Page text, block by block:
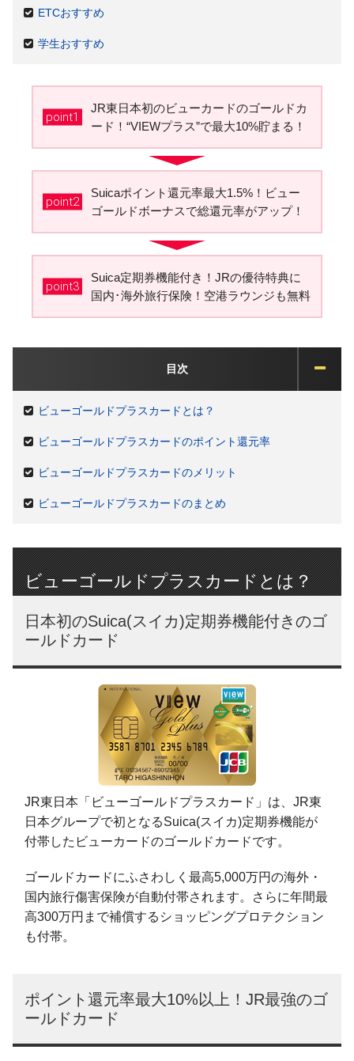
ETCおすすめ
学生おすすめ
point1
JR東日本初のビューカードのゴールドカ
ード！“VIEWプラス”で最大10%貯まる！
point2
Suicaポイント還元率最大1.5%！ビュー
ゴールドボーナスで総還元率がアップ！
point3
Suica定期券機能付き！JRの優待特典に
国内･海外旅行保険！空港ラウンジも無料
目次
ビューゴールドプラスカードとは？
ビューゴールドプラスカードのポイント還元率
ビューゴールドプラスカードのメリット
ビューゴールドプラスカードのまとめ
ビューゴールドプラスカードとは？
日本初のSuica(スイカ)定期券機能付きのゴ
ールドカード
JR東日本「ビューゴールドプラスカード」は、JR東
日本グループで初となるSuica(スイカ)定期券機能が
付帯したビューカードのゴールドカードです。
ゴールドカードにふさわしく最高5,000万円の海外・
国内旅行傷害保険が自動付帯されます。さらに年間最
高300万円まで補償するショッピングプロテクション
も付帯。
ポイント還元率最大10%以上！JR最強のゴ
ールドカード